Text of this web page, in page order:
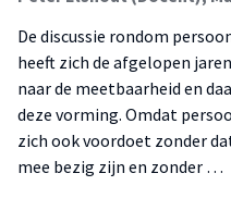
De discussie rondom
heeft zich de afgelopen
naar de meetbaarheid en
deze vorming. Omdat
zich ook voordoet zonder
mee bezig zijn en zonder …